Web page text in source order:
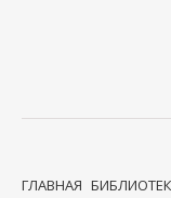
ГЛАВНАЯ